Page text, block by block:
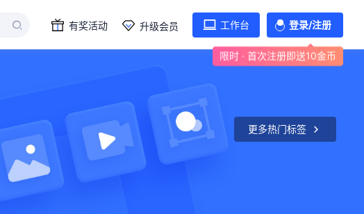
有奖活动 升级会员 工作台 登录/注册
限时 · 首次注册即送10金币
更多热门标签